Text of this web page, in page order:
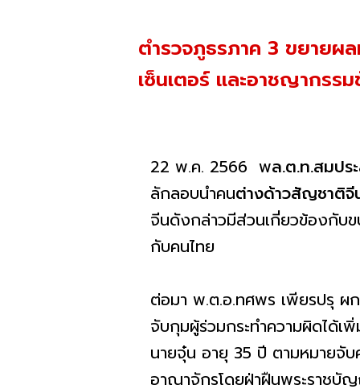
ตำรวจภูธรภาค 3 ขยายผ
เซ็นเตอร์ และอาชญากรร
22 พ.ค. 2566 พล.ต.ท.สมปร
ลักลอบนำคนต่างด้าวสัญชาติจี
จีนดังกล่าวมีส่วนเกี่ยวข้องกับข
กับคนไทย
ต่อมา พ.ต.อ.ทศพร เพียรปรุ ผ
จับกุมผู้ร่วมกระทำความผิดได้
นายจุ๋น อายุ 35 ปี ตามหมายจับ
อาณาจักรโดยฝ่าฝืนพระราชบัญ